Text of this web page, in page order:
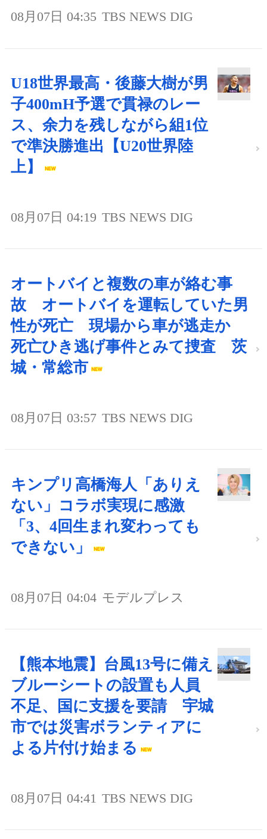
08月07日 04:35 TBS NEWS DIG
U18世界最高・後藤大樹が男
子400mH予選で貫禄のレー
ス、余力を残しながら組1位
で準決勝進出【U20世界陸
上】
08月07日 04:19 TBS NEWS DIG
オートバイと複数の車が絡む事
故 オートバイを運転していた男
性が死亡 現場から車が逃走か
死亡ひき逃げ事件とみて捜査 茨
城・常総市
08月07日 03:57 TBS NEWS DIG
キンプリ高橋海人「ありえ
ない」コラボ実現に感激
「3、4回生まれ変わっても
できない」
08月07日 04:04 モデルプレス
【熊本地震】台風13号に備え
ブルーシートの設置も人員
不足、国に支援を要請 宇城
市では災害ボランティアに
よる片付け始まる
08月07日 04:41 TBS NEWS DIG